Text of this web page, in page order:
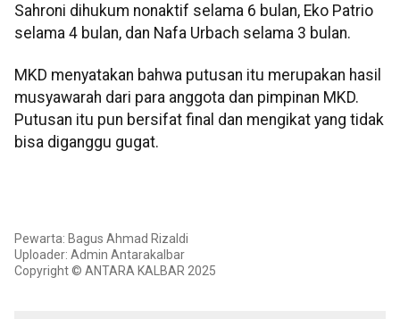
Sahroni dihukum nonaktif selama 6 bulan, Eko Patrio
selama 4 bulan, dan Nafa Urbach selama 3 bulan.
MKD menyatakan bahwa putusan itu merupakan hasil
musyawarah dari para anggota dan pimpinan MKD.
Putusan itu pun bersifat final dan mengikat yang tidak
bisa diganggu gugat.
Pewarta: Bagus Ahmad Rizaldi
Uploader: Admin Antarakalbar
Copyright © ANTARA KALBAR 2025